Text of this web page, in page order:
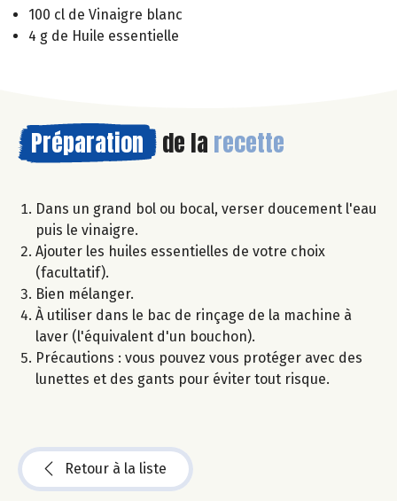
100 cl de Vinaigre blanc
4 g de Huile essentielle
Préparation de la recette
Dans un grand bol ou bocal, verser doucement l'eau
puis le vinaigre.
Ajouter les huiles essentielles de votre choix
(facultatif).
Bien mélanger.
À utiliser dans le bac de rinçage de la machine à
laver (l'équivalent d'un bouchon).
Précautions : vous pouvez vous protéger avec des
lunettes et des gants pour éviter tout risque.
Retour à la liste